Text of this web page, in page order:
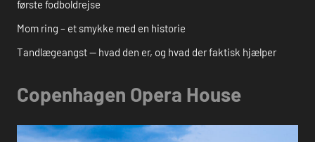
første fodboldrejse
Mom ring – et smykke med en historie
Tandlægeangst — hvad den er, og hvad der faktisk hjælper
Copenhagen Opera House